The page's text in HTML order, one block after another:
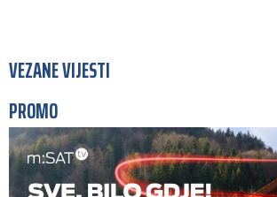
VEZANE VIJESTI
PROMO